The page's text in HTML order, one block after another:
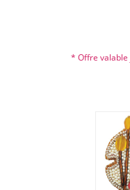
* Offre